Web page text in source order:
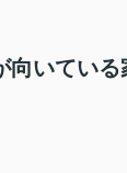
向いてい